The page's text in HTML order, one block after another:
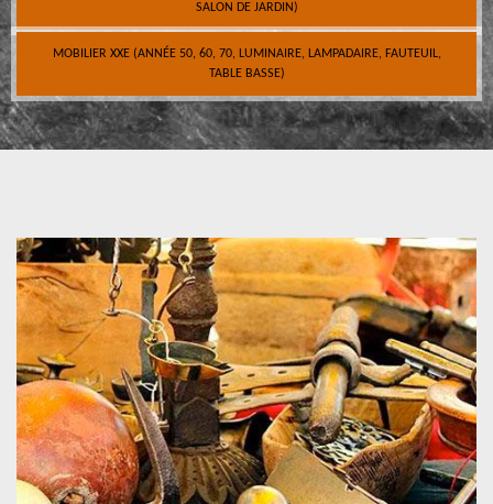
SALON DE JARDIN)
MOBILIER XXE (ANNÉE 50, 60, 70, LUMINAIRE, LAMPADAIRE, FAUTEUIL,
TABLE BASSE)